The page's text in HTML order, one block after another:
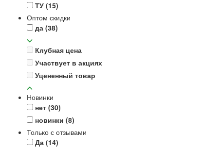
ТУ (15)
Оптом скидки
да (38)
Клубная цена
Участвует в акциях
Уцененный товар
Новинки
нет (30)
новинки (8)
Только с отзывами
Да (14)